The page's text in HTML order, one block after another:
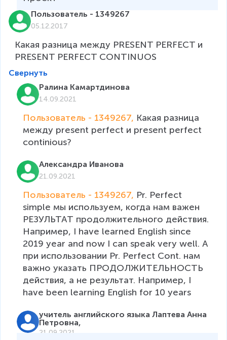
Пользователь - 1349267
05.12.2017
Какая разница между PRESENT PERFECT и
PRESENT PERFECT CONTINUOS
Свернуть
Ралина Камартдинова
14.09.2021
Пользователь - 1349267, Какая разница
между present perfect и present perfect
continious?
Александра Иванова
21.09.2021
Пользователь - 1349267, Pr. Perfect
simple мы используем, когда нам важен
РЕЗУЛЬТАТ продолжительного действия.
Например, I have learned English since
2019 year and now I can speak very well. А
при использовании Pr. Perfect Cont. нам
важно указать ПРОДОЛЖИТЕЛЬНОСТЬ
действия, а не результат. Например, I
have been learning English for 10 years
учитель английского языка Лаптева Анна
Петровна,
21.09.2021